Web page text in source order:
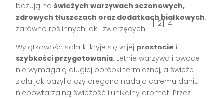
bazują naświeżych warzywach sezonowych,
zdrowych tłuszczach oraz dodatkach białkowych,
zarówno roślinnych jak i zwierzęcych.
[1][2][4]
Wyjątkowość sałatki kryje się w jej prostocie i
szybkości przygotowania. Letnie warzywa i owoce
nie wymagają długiej obróbki termicznej, a świeże
zioła jak bazylia czy oregano nadają całemu daniu
niepowtarzalną świeżość i unikalny aromat. Przez